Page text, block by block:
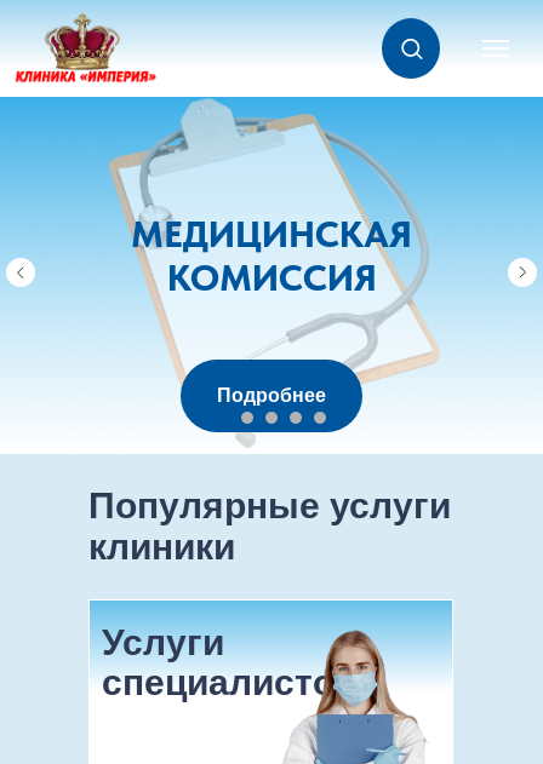
МЕДИЦИНСКАЯ
КОМИССИЯ
Подробнее
Услуги
специалистов
Популярные услуги
клиники